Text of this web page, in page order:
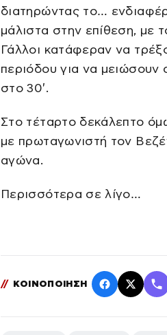
διατηρώντας το…
μάλιστα στην επίθεση, με
Γάλλοι κατάφεραν να
περιόδου για να
στο 30′.
Στο τέταρτο δεκάλεπτο
με πρωταγωνιστή τον
αγώνα.
Περισσότερα σε λίγο…
// ΚΟΙΝΟΠΟΙΗΣΗ